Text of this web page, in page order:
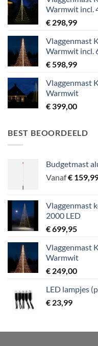
Warmwit incl.
€ 298,99
Vlaggenmast
Warmwit incl.
€ 598,99
Vlaggenmast
Warmwit
€ 399,00
BEST BEOORDEELD
Budgetmast
Vanaf€
Vlaggenmast
2000 LED
€699,95
Vlaggenmast
Warmwit
€ 249,00
LED lampjes
€ 23,99